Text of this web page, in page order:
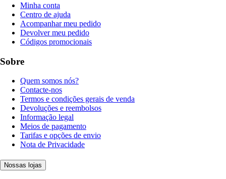
Minha conta
Centro de ajuda
Acompanhar meu pedido
Devolver meu pedido
Códigos promocionais
Sobre
Quem somos nós?
Contacte-nos
Termos e condições gerais de venda
Devoluções e reembolsos
Informação legal
Meios de pagamento
Tarifas e opções de envio
Nota de Privacidade
Nossas lojas